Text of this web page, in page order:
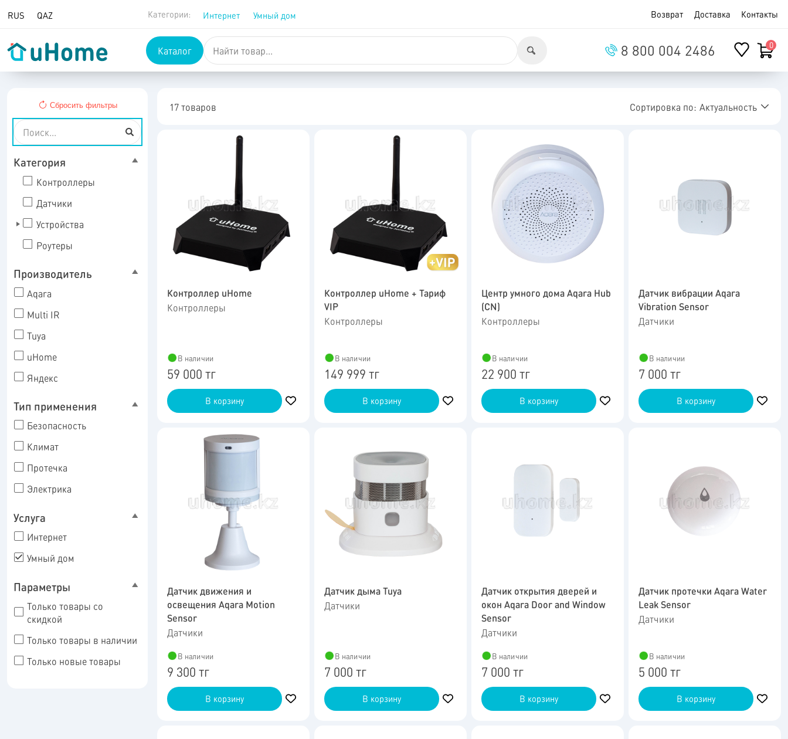
8 800 004 2486
Пропустить меню
Возврат Доставка Контакты
Каталог
Интернет Умный дом
Категории:
RUS QAZ
Сбросить фильтры
Категория
Контроллеры
Датчики
Устройства
Роутеры
Производитель
Aqara
Multi IR
Tuya
uHome
Яндекс
Тип применения
Безопасность
Климат
Протечка
Электрика
Услуга
Интернет
Умный дом
Параметры
Только товары со
скидкой
Только товары в наличии
Только новые товары
17товаров Сортировка по: Актуальность
Контроллер uHome
Контроллеры
В наличии
59 000 тг
В корзину
Контроллер uHome + Тариф
VIP
Контроллеры
В наличии
149 999 тг
В корзину
Центр умного дома Aqara Hub
(CN)
Контроллеры
В наличии
22 900 тг
В корзину
Датчик вибрации Aqara
Vibration Sensor
Датчики
В наличии
7 000 тг
В корзину
Датчик движения и
освещения Aqara Motion
Sensor
Датчики
В наличии
9 300 тг
В корзину
Датчик дыма Tuya
Датчики
В наличии
7 000 тг
В корзину
Датчик открытия дверей и
окон Aqara Door and Window
Sensor
Датчики
В наличии
7 000 тг
В корзину
Датчик протечки Aqara Water
Leak Sensor
Датчики
В наличии
5 000 тг
В корзину